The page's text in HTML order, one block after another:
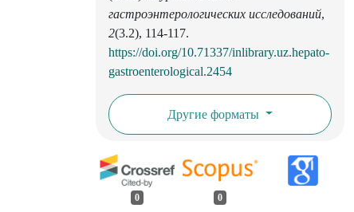
гастроэнтерологических исследований,
2(3.2), 114-117.
https://doi.org/10.71337/inlibrary.uz.hepato-
gastroenterological.2454
Другие форматы
0 0